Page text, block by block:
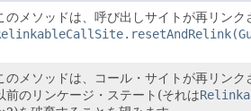
のメソッドは、呼び出しサイトが再リン
のメソッドは、コール・サイトが再リン
前のリンケージ・ステート(それは